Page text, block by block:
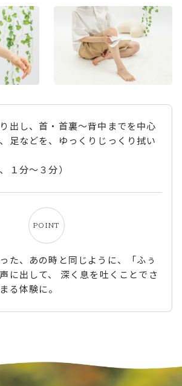
出し、首・首裏～背中までを中心
足などを、ゆっくりじっくり拭い
１分～３分）
POINT
た、あの時と同じように、「ふぅ
に出して、 深く息を吐くことでさ
る体験に。